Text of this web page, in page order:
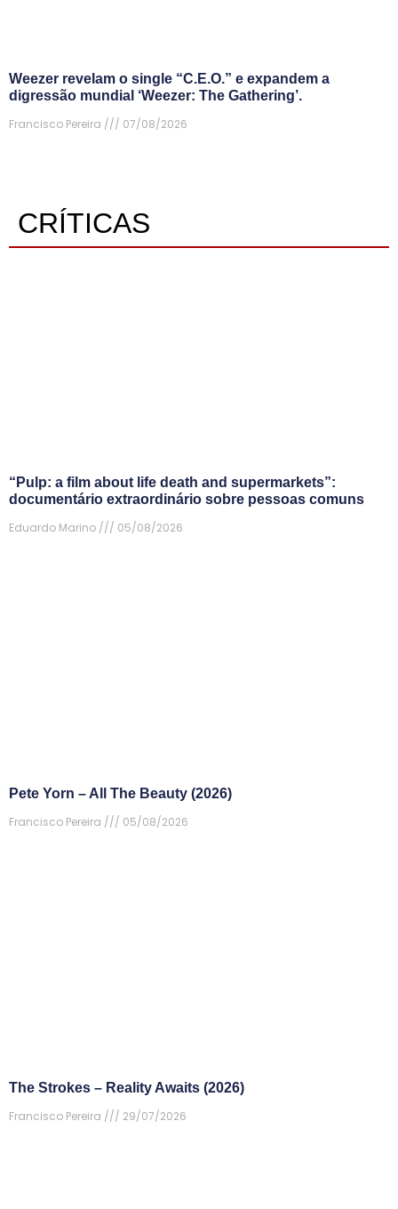
Weezer revelam o single “C.E.O.” e expandem a
digressão mundial ‘Weezer: The Gathering’.
Francisco Pereira
07/08/2026
CRÍTICAS
“Pulp: a film about life death and supermarkets”:
documentário extraordinário sobre pessoas comuns
Eduardo Marino
05/08/2026
Pete Yorn – All The Beauty (2026)
Francisco Pereira
05/08/2026
The Strokes – Reality Awaits (2026)
Francisco Pereira
29/07/2026